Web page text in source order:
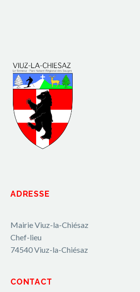
ADRESSE
Mairie Viuz-la-Chiésaz
Chef-lieu
74540 Viuz-la-Chiésaz
CONTACT